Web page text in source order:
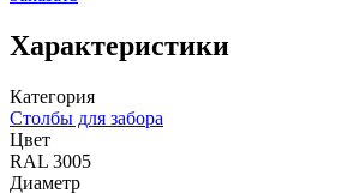
Характеристики
Категория
Столбы для забора
Цвет
RAL 3005
Диаметр